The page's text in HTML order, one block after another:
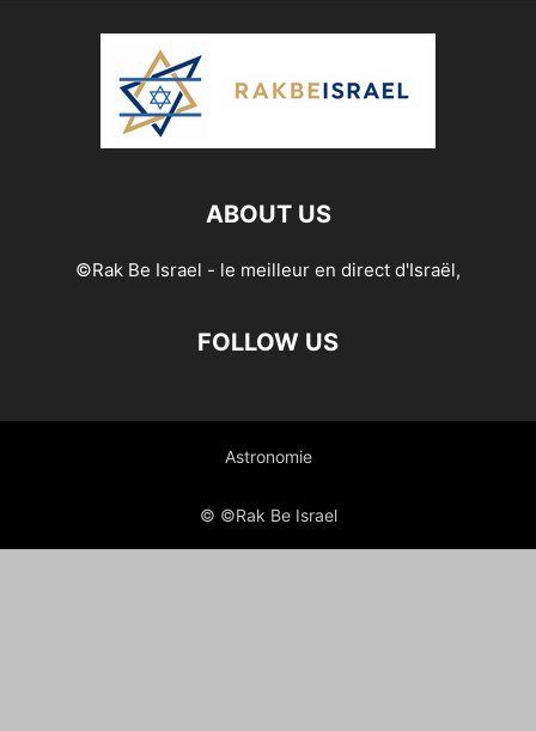
ABOUT US
©Rak Be Israel - le meilleur en direct d'Israël,
FOLLOW US
Astronomie
© ©Rak Be Israel